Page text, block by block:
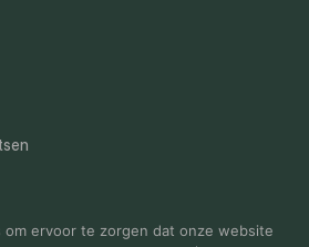
om ervoor te zorgen dat onze website